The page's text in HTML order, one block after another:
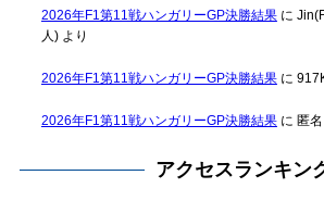
2026年F1第11戦ハンガリーGP決勝結果に
人)より
2026年F1第11戦ハンガリーGP決勝結果に
2026年F1第11戦ハンガリーGP決勝結果に 匿名
アクセスランキン